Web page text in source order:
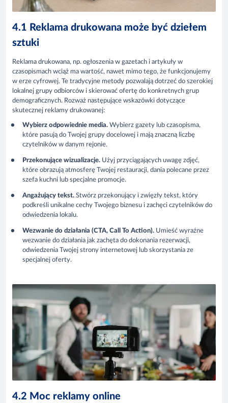
4.1 Reklama drukowana może być dziełem
sztuki
Reklama drukowana, np. ogłoszenia w gazetach i artykuły w
czasopismach wciąż ma wartość, nawet mimo tego, że funkcjonujemy
w erze cyfrowej. Te tradycyjne metody pozwalają dotrzeć do szerokiej
lokalnej grupy odbiorców i skierować ofertę do konkretnych grup
demograficznych. Rozważ następujące wskazówki dotyczące
skutecznej reklamy drukowanej:
Wybierz odpowiednie media. Wybierz gazety lub czasopisma,
które pasują do Twojej grupy docelowej i mają znaczną liczbę
czytelników w danym rejonie.
Przekonujące wizualizacje. Użyj przyciągających uwagę zdjęć,
które obrazują atmosferę Twojej restauracji, dania polecane przez
szefa kuchni lub specjalne promocje.
Angażujący tekst. Stwórz przekonujący i zwięzły tekst, który
podkreśli unikalne cechy Twojego biznesu i zachęci czytelników do
odwiedzenia lokalu.
Wezwanie do działania (CTA, Call To Action). Umieść wyraźne
wezwanie do działania jak zachęta do dokonania rezerwacji,
odwiedzenia Twojej strony internetowej lub skorzystania ze
specjalnej oferty.
4.2 Moc reklamy online